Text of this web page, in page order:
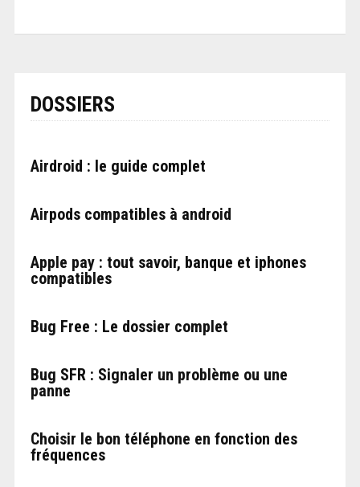
DOSSIERS
Airdroid : le guide complet
Airpods compatibles à android
Apple pay : tout savoir, banque et iphones
compatibles
Bug Free : Le dossier complet
Bug SFR : Signaler un problème ou une
panne
Choisir le bon téléphone en fonction des
fréquences